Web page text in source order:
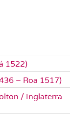
1522)
– Roa 1517)
/ Inglaterra